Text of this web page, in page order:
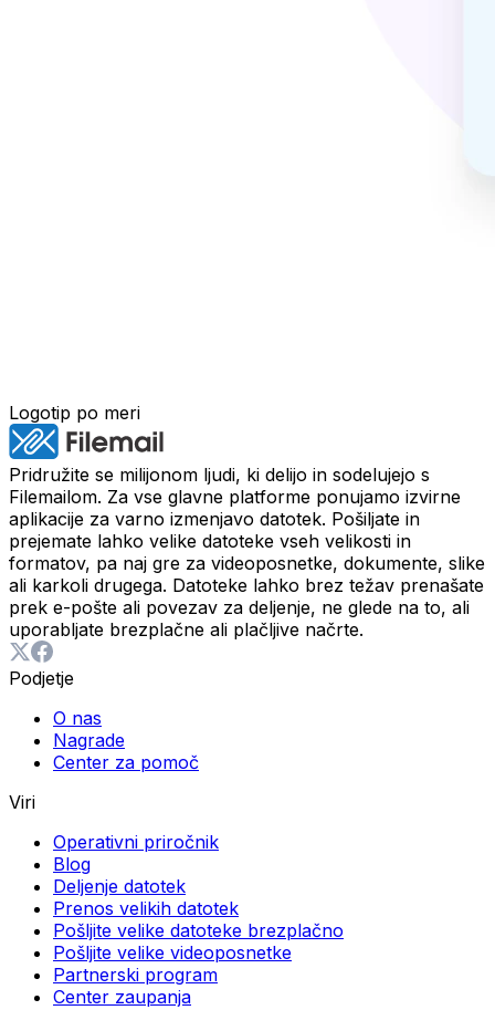
Logotip po meri
Pridružite se milijonom ljudi, ki delijo in sodelujejo s
Filemailom. Za vse glavne platforme ponujamo izvirne
aplikacije za varno izmenjavo datotek. Pošiljate in
prejemate lahko velike datoteke vseh velikosti in
formatov, pa naj gre za videoposnetke, dokumente, slike
ali karkoli drugega. Datoteke lahko brez težav prenašate
prek e-pošte ali povezav za deljenje, ne glede na to, ali
uporabljate brezplačne ali plačljive načrte.
Podjetje
O nas
Nagrade
Center za pomoč
Viri
Operativni priročnik
Blog
Deljenje datotek
Prenos velikih datotek
Pošljite velike datoteke brezplačno
Pošljite velike videoposnetke
Partnerski program
Center zaupanja